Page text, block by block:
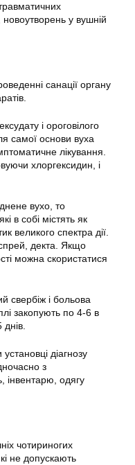
у вушній
санації органу
і ороговілого
самої основи вуха
лікування.
хлоргексидин, і
вухо, то
в собі містять як
великого спектра дії.
декта. Якщо
можна скористатися
свербіж і больова
закопують по 4-6 в
діагнозу
з
інвентарю, одягу
чотириногих
не допускають